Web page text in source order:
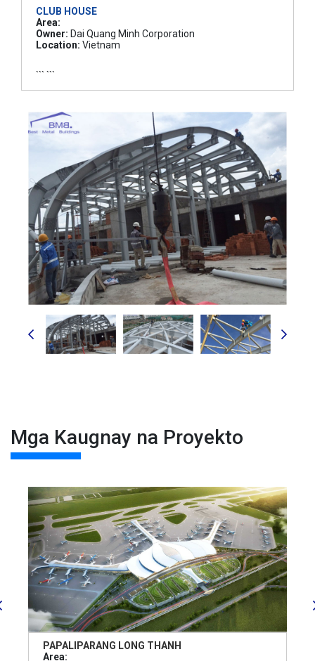
CLUB HOUSE
Area:
Owner: Dai Quang Minh Corporation
Location: Vietnam
``` ```
Mga Kaugnay na Proyekto
PAPALIPARANG LONG THANH
Area: